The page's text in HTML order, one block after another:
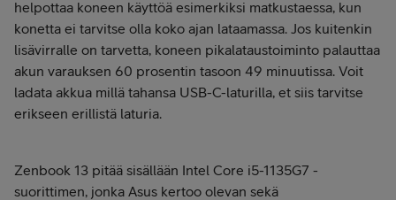
helpottaa koneen käyttöä esimerkiksi matkustaessa, kun
konetta ei tarvitse olla koko ajan lataamassa. Jos kuitenkin
lisävirralle on tarvetta, koneen pikalataustoiminto palauttaa
akun varauksen 60 prosentin tasoon 49 minuutissa. Voit
ladata akkua millä tahansa USB-C-laturilla, et siis tarvitse
erikseen erillistä laturia.
Zenbook 13 pitää sisällään Intel Core i5-1135G7 -
suorittimen, jonka Asus kertoo olevan sekä